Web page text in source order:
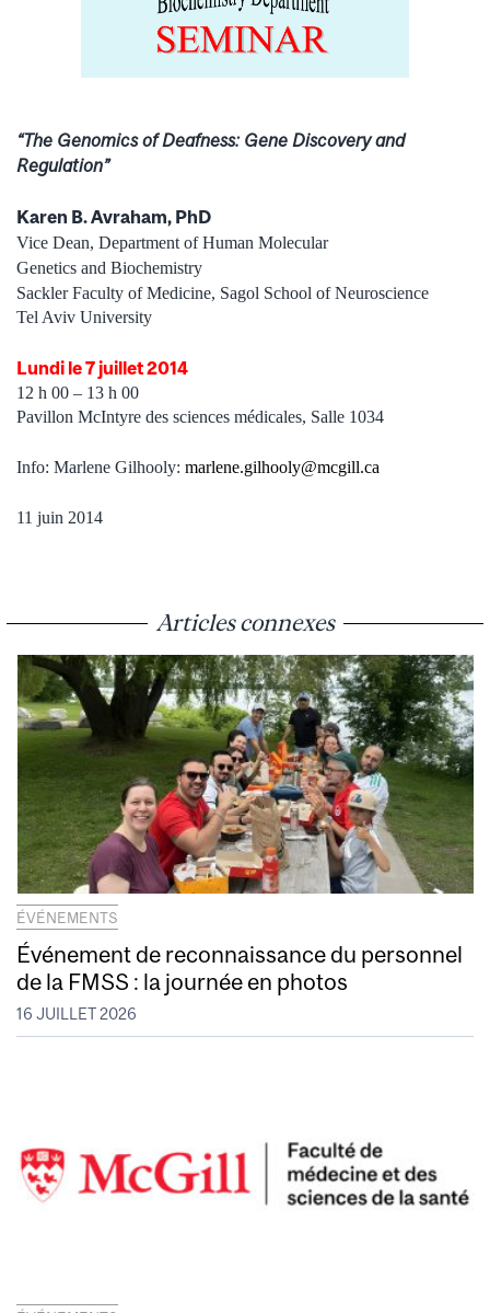
“The Genomics of Deafness: Gene Discovery and
Regulation”
Karen B. Avraham, PhD
Vice Dean, Department of Human Molecular
Genetics and Biochemistry
Sackler Faculty of Medicine, Sagol School of Neuroscience
Tel Aviv University
Lundi le 7 juillet 2014
12 h 00 – 13 h 00
Pavillon McIntyre des sciences médicales, Salle 1034
Info: Marlene Gilhooly: marlene.gilhooly@mcgill.ca
11 juin 2014
Articles connexes
ÉVÉNEMENTS
Événement de reconnaissance du personnel
de la FMSS : la journée en photos
16 JUILLET 2026